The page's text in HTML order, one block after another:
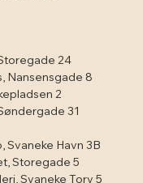
24
Nansensgade 8
2
31
Svaneke Havn 3B
Storegade 5
Svaneke Torv 5